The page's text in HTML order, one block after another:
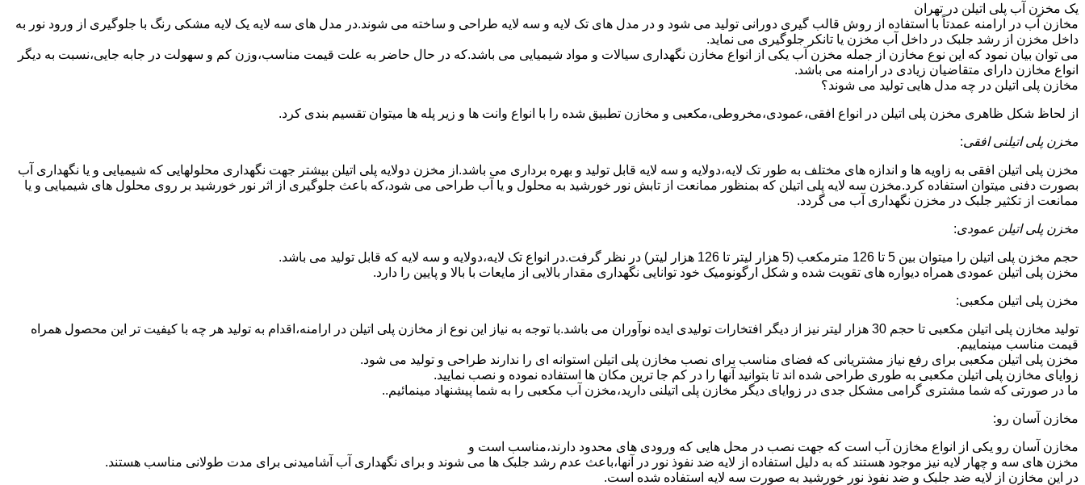
یک مخزن آب پلی اتیلن در تهران
مخازن آب در ارامنه عمدتاً با استفاده از روش قالب گیری دورانی تولید می شود و در مدل های تک لایه و سه لایه طراحی و ساخته می شوند.در مدل های سه لایه یک لایه مشکی رنگ با جلوگیری از ورود نور به
داخل مخزن از رشد جلبک در داخل آب مخزن یا تانکر جلوگیری می نماید.
می توان بیان نمود که این نوع مخازن از جمله مخزن آب یکی از انواع مخازن نگهداری سیالات و مواد شیمیایی می باشد.که در حال حاضر به علت قیمت مناسب،وزن کم و سهولت در جابه جایی،نسبت به دیگر
انواع مخازن دارای متقاضیان زیادی در ارامنه می باشد.
مخازن پلی اتیلن در چه مدل هایی تولید می شوند؟
از لحاظ شکل ظاهری مخزن پلی اتیلن در انواع افقی،عمودی،مخروطی،مکعبی و مخازن تطبیق شده را با انواع وانت ها و زیر پله ها میتوان تقسیم بندی کرد.
مخزن پلی اتیلنی افقی:
مخزن پلی اتیلن افقی به زاویه ها و اندازه های مختلف به طور تک لایه،دولایه و سه لایه قابل تولید و بهره برداری می باشد.از مخزن دولایه پلی اتیلن بیشتر جهت نگهداری محلولهایی که شیمیایی و یا نگهداری آب
بصورت دفنی میتوان استفاده کرد.مخزن سه لایه پلی اتیلن که بمنظور ممانعت از تابش نور خورشید به محلول و یا آب طراحی می شود،که باعث جلوگیری از اثر نور خورشید بر روی محلول های شیمیایی و یا
ممانعت از تکثیر جلبک در مخزن نگهداری آب می گردد.
مخزن پلی اتیلن عمودی:
حجم مخزن پلی اتیلن را میتوان بین 5 تا 126 مترمکعب (5 هزار لیتر تا 126 هزار لیتر) در نظر گرفت.در انواع تک لایه،دولایه و سه لایه که قابل تولید می باشد.
مخزن پلی اتیلن عمودی همراه دیواره های تقویت شده و شکل ارگونومیک خود توانایی نگهداری مقدار بالایی از مایعات با بالا و پایین را دارد.
مخزن پلی اتیلن مکعبی:
تولید مخازن پلی اتیلن مکعبی تا حجم 30 هزار لیتر نیز از دیگر افتخارات تولیدی ایده نوآوران می باشد.با توجه به نیاز این نوع از مخازن پلی اتیلن در ارامنه،اقدام به تولید هر چه با کیفیت تر این محصول همراه
قیمت مناسب مینماییم.
مخزن پلی اتیلن مکعبی برای رفع نیاز مشتریانی که فضای مناسب برای نصب مخازن پلی اتیلن استوانه ای را ندارند طراحی و تولید می شود.
زوایای مخازن پلی اتیلن مکعبی به طوری طراحی شده اند تا بتوانید آنها را در کم جا ترین مکان ها استفاده نموده و نصب نمایید.
ما در صورتی که شما مشتری گرامی مشکل جدی در زوایای دیگر مخازن پلی اتیلنی دارید،مخزن آب مکعبی را به شما پیشنهاد مینمائیم..
مخازن آسان رو:
مخازن آسان رو یکی از انواع مخازن آب است که جهت نصب در محل هایی که ورودی های محدود دارند،مناسب است و
مخزن های سه و چهار لایه نیز موجود هستند که به دلیل استفاده از لایه ضد نفوذ نور در آنها،باعث عدم رشد جلبک ها می شوند و برای نگهداری آب آشامیدنی برای مدت طولانی مناسب هستند.
در این مخازن از لایه ضد جلبک و ضد نفوذ نور خورشید به صورت سه لایه استفاده شده است.